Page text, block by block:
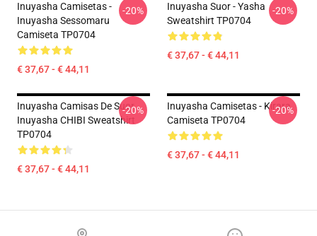
Inuyasha Camisetas -
Inuyasha Sessomaru
Camiseta TP0704
€ 37,67 - € 44,11
-20%
Inuyasha Suor - Yasha
Sweatshirt TP0704
€ 37,67 - € 44,11
-20%
Inuyasha Camisas De Suor
Inuyasha CHIBI Sweatshirt
TP0704
€ 37,67 - € 44,11
-20%
Inuyasha Camisetas - Kirara
Camiseta TP0704
€ 37,67 - € 44,11
-20%